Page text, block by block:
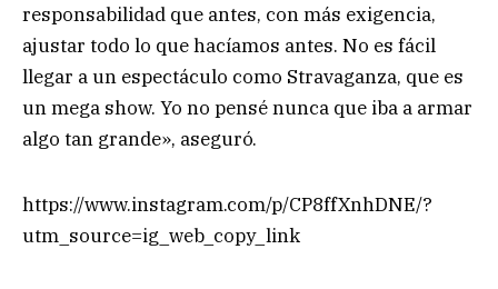
responsabilidad que antes, con más exigencia,
ajustar todo lo que hacíamos antes. No es fácil
llegar a un espectáculo como Stravaganza, que es
un mega show. Yo no pensé nunca que iba a armar
algo tan grande», aseguró.
https://www.instagram.com/p/CP8ffXnhDNE/?
utm_source=ig_web_copy_link